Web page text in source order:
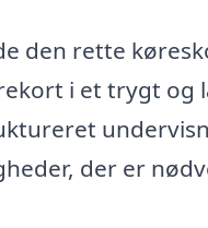
den rette
i et trygt og
der er